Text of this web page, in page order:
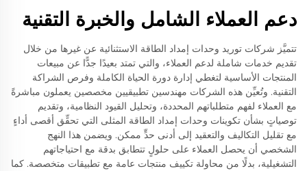
دعم العملاء الشامل والخبرة التقنية
تتميَّز شركات توريد وحدات إمداد الطاقة الاستثنائية عن غيرها من خلال
تقديم خدمات شاملة لدعم العملاء، والتي تمتد بعيدًا جدًّا عن مبيعات
المنتجات الأساسية لتغطي إدارة دورة الحياة الكاملة وفرص الشراكة
التقنية. وتُعيِّن هذه الشركات مهندسين تطبيقيين مخصصين يعملون مباشرةً
مع العملاء لفهم متطلباتهم المحددة، وتحليل القيود النظامية، وتقديم
توصياتٍ بشأن تكوينات وحدات إمداد الطاقة المثلى التي تحقِّق أقصى أداءٍ
مع تقليل التكاليف والتعقيد إلى أدنى حدٍّ ممكن. ويضمن هذا النهج
الشخصي أن يحصل العملاء على حلولٍ تتطابق بدقة مع احتياجاتهم
التشغيلية، بدلًا من محاولة تكييف منتجات عامة مع تطبيقات متخصصة. كما